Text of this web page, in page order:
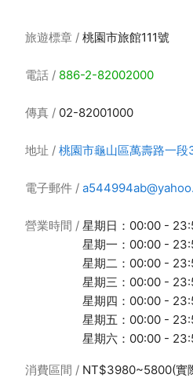
旅遊標章 桃園市旅館111號
電話 886-2-82002000
傳真 02-82001000
地址 桃園市龜山區萬壽路一
電子郵件
營業時間
星期日：00:00 -
星期一：00:00 -
星期二：00:00 -
星期三：00:00 -
星期四：00:00 -
星期五：00:00 -
星期六：00:00 -
消費區間 NT$3980~5800(實